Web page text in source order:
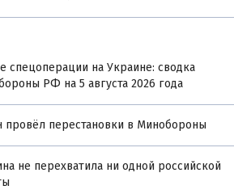
спецоперации на Украине: сводка
РФ на 5 августа 2026 года
провёл перестановки в Минобороны
не перехватила ни одной российской